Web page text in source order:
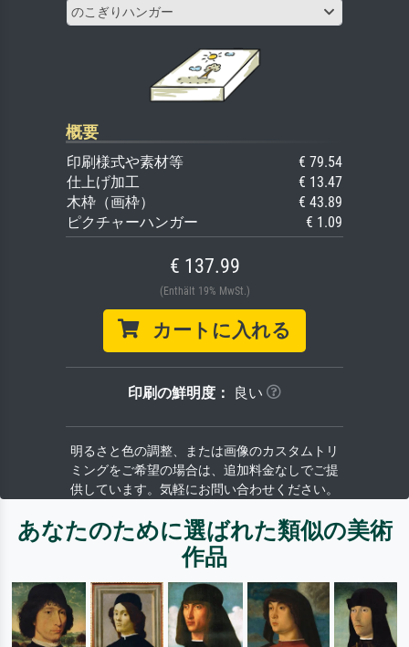
のこぎりハンガー
概要
印刷様式や素材等
€ 79.54
仕上げ加工
€ 13.47
木枠（画枠）
€ 43.89
ピクチャーハンガー
€ 1.09
€ 137.99
(Enthält 19% MwSt.)
カートに入れる
印刷の鮮明度： 良い
明るさと色の調整、または画像のカスタムトリ
ミングをご希望の場合は、追加料金なしでご提
供しています。気軽にお問い合わせください。
あなたのために選ばれた類似の美術
作品